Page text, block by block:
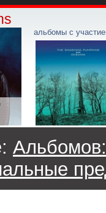
альбомы с
Альбомов: